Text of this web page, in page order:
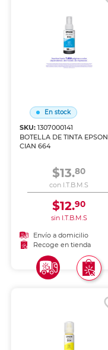
En stock
SKU:1307000141
BOTELLA DE TINTA EPSON
CIAN 664
$13.80
con I.T.B.M.S
$12.90
sin I.T.B.M.S
Envío a domicilio
Recoge en tienda